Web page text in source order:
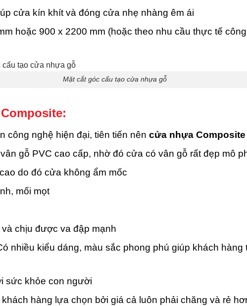
cửa kín khít và đóng cửa nhẹ nhàng êm ái
hoặc 900 x 2200 mm (hoặc theo nhu cầu thực tế
Mặt cắt góc cấu tạo cửa nhựa gỗ
nghệ hiện đại, tiên tiến nên cửa nhựa Composite
gỗ PVC cao cấp, nhờ đó cửa có vân gỗ rất đẹp mô
do đó cửa không ẩm mốc
mối mọt
chịu được va đập mạnh
nhiều kiểu dáng, màu sắc phong phú giúp khách
sức khỏe con người
hàng lựa chọn bởi giá cả luôn phải chăng và rẻ